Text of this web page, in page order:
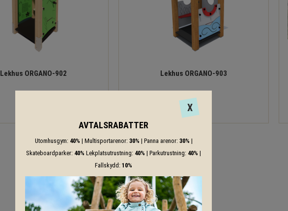
Lekhus ORGANO-902 Lekhus ORGANO-903
32 143
X
AVTALSRABATTER
Utomhusgym: 40% | Multisportarenor: 30% | Panna arenor: 30% |
Skateboardparker: 40% Lekplatsutrustning: 40% | Parkutrustning: 40% |
Fallskydd: 10%